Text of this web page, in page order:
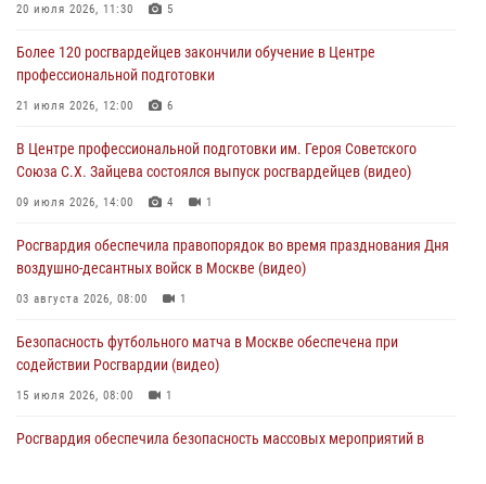
Столичные росгвардейцы задержали троих мужчин, устроивших
06 августа 2026, 11:20
Охрану общественного порядка и безопасность на футбольном
06 августа 2026, 08:30
Столичные росгвардейцы задержали мужчину, устроившего дебош
05 августа 2026, 12:39 1
20 июля 2026, 11:30 5
Более 120 росгвардейцев закончили обучение в Центре
профессиональной подготовки
21 июля 2026, 12:00 6
В Центре профессиональной подготовки им. Героя Советского
Союза С.Х. Зайцева состоялся выпуск росгвардейцев (видео)
09 июля 2026, 14:00 4 1
Росгвардия обеспечила правопорядок во время празднования Дня
воздушно-десантных войск в Москве (видео)
03 августа 2026, 08:00 1
Безопасность футбольного матча в Москве обеспечена при
содействии Росгвардии (видео)
15 июля 2026, 08:00 1
Росгвардия обеспечила безопасность массовых мероприятий в